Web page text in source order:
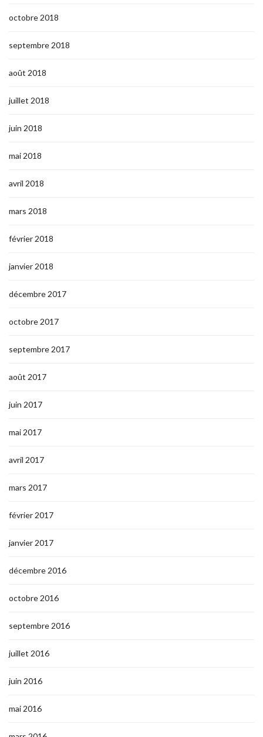
octobre 2018
septembre 2018
août 2018
juillet 2018
juin 2018
mai 2018
avril 2018
mars 2018
février 2018
janvier 2018
décembre 2017
octobre 2017
septembre 2017
août 2017
juin 2017
mai 2017
avril 2017
mars 2017
février 2017
janvier 2017
décembre 2016
octobre 2016
septembre 2016
juillet 2016
juin 2016
mai 2016